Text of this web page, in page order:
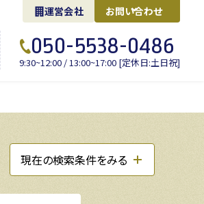
運営会社 お問い合わせ
050-5538-0486
9:30~12:00 / 13:00~17:00 [定休日:土日祝]
現在の検索条件をみる